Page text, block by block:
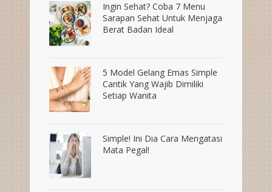
Ingin Sehat? Coba 7 Menu
Sarapan Sehat Untuk Menjaga
Berat Badan Ideal
5 Model Gelang Emas Simple
Cantik Yang Wajib Dimiliki
Setiap Wanita
Simple! Ini Dia Cara Mengatasi
Mata Pegal!